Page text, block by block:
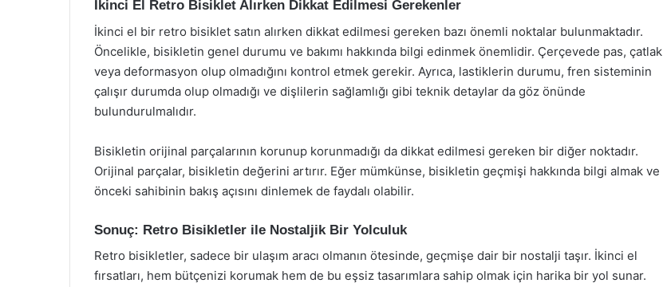
İkinci El Retro Bisiklet Alırken Dikkat Edilmesi Gerekenler
İkinci el bir retro bisiklet satın alırken dikkat edilmesi gereken bazı önemli noktalar bulunmaktadır.
Öncelikle, bisikletin genel durumu ve bakımı hakkında bilgi edinmek önemlidir. Çerçevede pas, çatlak
veya deformasyon olup olmadığını kontrol etmek gerekir. Ayrıca, lastiklerin durumu, fren sisteminin
çalışır durumda olup olmadığı ve dişlilerin sağlamlığı gibi teknik detaylar da göz önünde
bulundurulmalıdır.
Bisikletin orijinal parçalarının korunup korunmadığı da dikkat edilmesi gereken bir diğer noktadır.
Orijinal parçalar, bisikletin değerini artırır. Eğer mümkünse, bisikletin geçmişi hakkında bilgi almak ve
önceki sahibinin bakış açısını dinlemek de faydalı olabilir.
Sonuç: Retro Bisikletler ile Nostaljik Bir Yolculuk
Retro bisikletler, sadece bir ulaşım aracı olmanın ötesinde, geçmişe dair bir nostalji taşır. İkinci el
fırsatları, hem bütçenizi korumak hem de bu eşsiz tasarımlara sahip olmak için harika bir yol sunar.